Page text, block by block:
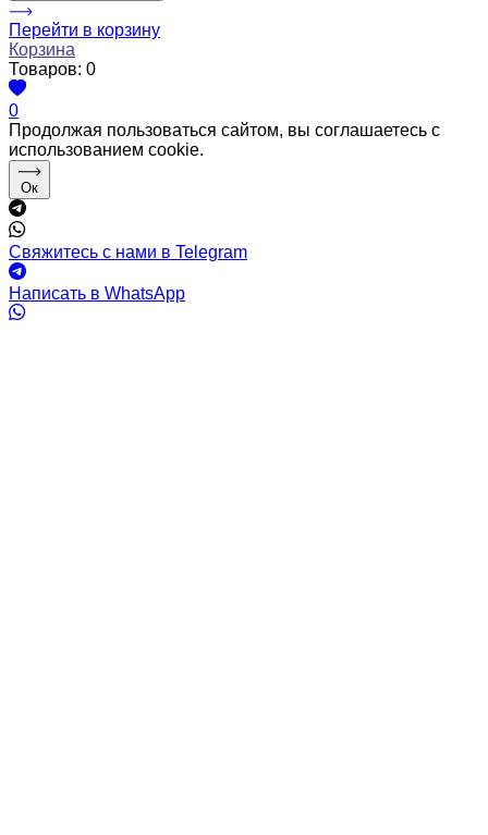
Перейти в корзину
Корзина
Товаров: 0
0
Продолжая пользоваться сайтом, вы соглашаетесь с
использованием cookie.
Ок
Свяжитесь с нами в Telegram
Написать в WhatsApp